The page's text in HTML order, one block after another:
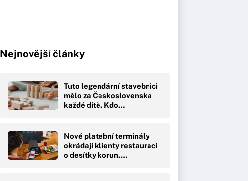
Nejnovější články
Tuto legendární stavebnici
mělo za Československa
každé dítě. Kdo…
Nové platební terminály
okrádají klienty restaurací
o desítky korun.…